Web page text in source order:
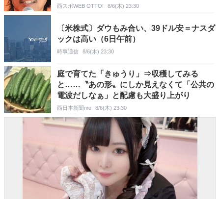
まで取得ってすごい」「相当の勇気と覚悟
西スポWEB OTTO! 8/6(木) 23:30
〔米株式〕ダウもみ合い、39ドル安＝ナスダ
ックは高い（6日午前）
時事通信 8/6(木) 23:30
庭で育てた「きゅうり」⇒収穫してみる
と……〝あの形〟にしか見えなくて「公共の
電波だしなぁ」と配慮も大盛り上がり
西日本新聞me 8/6(木) 23:30